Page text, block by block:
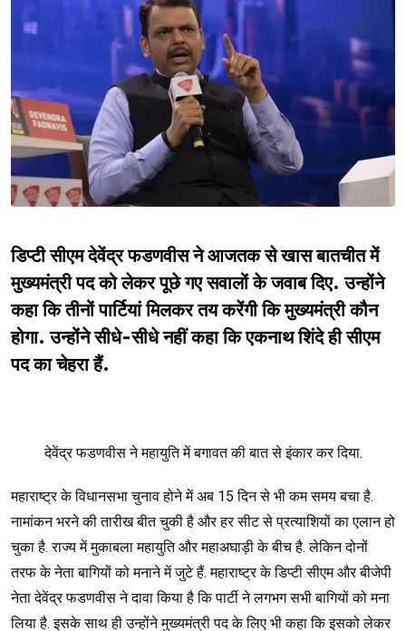
डिप्टी सीएम देवेंद्र फडणवीस ने आजतक से खास बातचीत में
मुख्यमंत्री पद को लेकर पूछे गए सवालों के जवाब दिए. उन्होंने
कहा कि तीनों पार्टियां मिलकर तय करेंगी कि मुख्यमंत्री कौन
होगा. उन्होंने सीधे-सीधे नहीं कहा कि एकनाथ शिंदे ही सीएम
पद का चेहरा हैं.
देवेंद्र फडणवीस ने महायुति में बगावत की बात से इंकार कर दिया.
महाराष्ट्र के विधानसभा चुनाव होने में अब 15 दिन से भी कम समय बचा है.
नामांकन भरने की तारीख बीत चुकी है और हर सीट से प्रत्याशियों का एलान हो
चुका है. राज्य में मुकाबला महायुति और महाअघाड़ी के बीच है. लेकिन दोनों
तरफ के नेता बागियों को मनाने में जुटे हैं. महाराष्ट्र के डिप्टी सीएम और बीजेपी
नेता देवेंद्र फडणवीस ने दावा किया है कि पार्टी ने लगभग सभी बागियों को मना
लिया है. इसके साथ ही उन्होंने मुख्यमंत्री पद के लिए भी कहा कि इसको लेकर